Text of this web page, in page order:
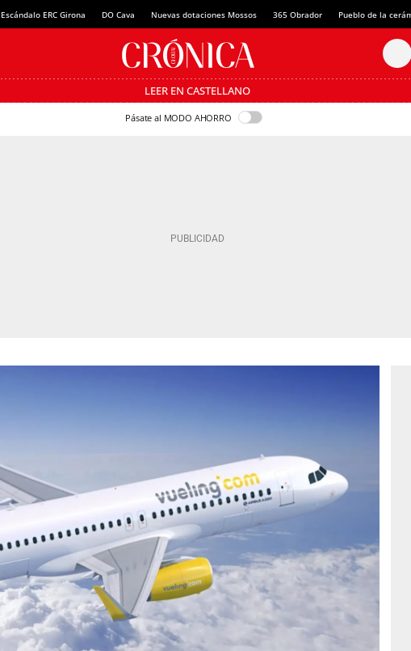
Escándalo ERC Girona DO Cava Nuevas dotaciones Mossos 365 Obrador Pueblo de la
LEER EN CASTELLANO
Pásate al MODO AHORRO